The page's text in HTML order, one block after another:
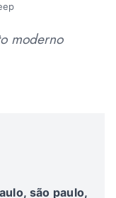
moderno
são paulo,